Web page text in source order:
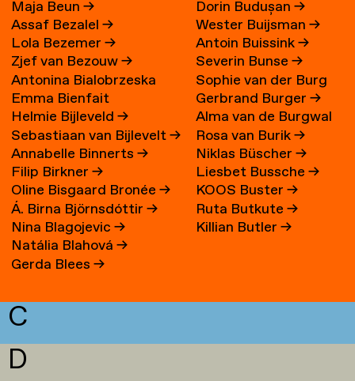
Maja Beun→
Assaf Bezalel→
Lola Bezemer→
Zjef van Bezouw→
Antonina Bialobrzeska
Emma Bienfait
Helmie Bijleveld→
Sebastiaan van Bijlevelt→
Annabelle Binnerts→
Filip Birkner→
Oline Bisgaard Bronée→
Á. Birna Björnsdóttir→
Nina Blagojevic→
Natália Blahová→
Gerda Blees→
Dorin Budușan→
Wester Buijsman→
Antoin Buissink→
Severin Bunse→
Sophie van der Burg
Gerbrand Burger→
Alma van de Burgwal
Rosa van Burik→
Niklas Büscher→
Liesbet Bussche→
KOOS Buster→
Ruta Butkute→
Killian Butler→
C
D